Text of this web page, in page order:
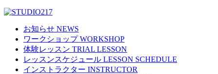
お知らせ NEWS
ワークショップ WORKSHOP
体験レッスン TRIAL LESSON
レッスンスケジュール LESSON SCHEDULE
インストラクター INSTRUCTOR